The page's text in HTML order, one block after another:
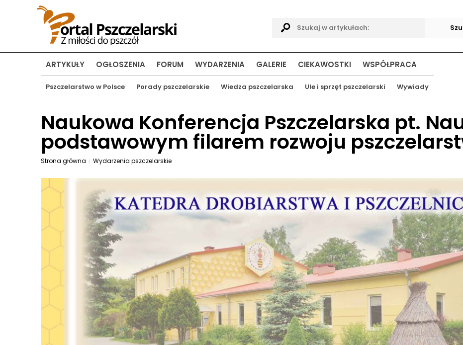
ARTYKUŁY
Pszczelarstwo w Polsce Porady pszczelarskie Wiedza pszczelarska Ule i sprzęt pszczelarski Wywiady
OGŁOSZENIA FORUM WYDARZENIA GALERIE CIEKAWOSTKI WSPÓŁPRACA
Naukowa Konferencja Pszczelarska pt.
podstawowym filarem rozwoju
Strona główna Wydarzenia pszczelarskie